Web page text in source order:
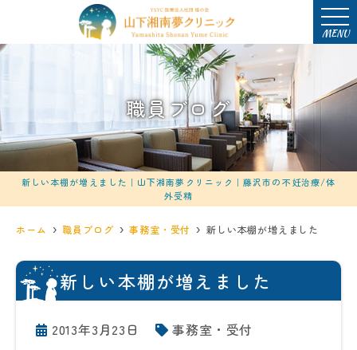
MENU
職員ブログ
新しい本棚が増えました｜山下湘南夢クリニック｜藤沢市の不妊治療/体
外受精
ホーム 職員ブログ 事務室・受付 新しい本棚が増えました
新しい本棚が増えました
2013年3月23日
事務室・受付